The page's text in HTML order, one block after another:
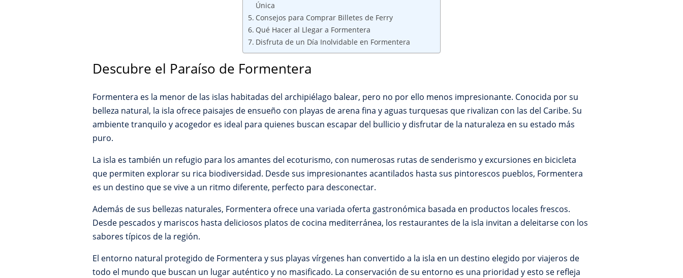
Única
Consejos para Comprar Billetes de Ferry
Qué Hacer al Llegar a Formentera
Disfruta de un Día Inolvidable en Formentera
Descubre el Paraíso de Formentera
Formentera es la menor de las islas habitadas del archipiélago balear, pero no por ello menos impresionante. Conocida por su
belleza natural, la isla ofrece paisajes de ensueño con playas de arena fina y aguas turquesas que rivalizan con las del Caribe. Su
ambiente tranquilo y acogedor es ideal para quienes buscan escapar del bullicio y disfrutar de la naturaleza en su estado más
puro.
La isla es también un refugio para los amantes del ecoturismo, con numerosas rutas de senderismo y excursiones en bicicleta
que permiten explorar su rica biodiversidad. Desde sus impresionantes acantilados hasta sus pintorescos pueblos, Formentera
es un destino que se vive a un ritmo diferente, perfecto para desconectar.
Además de sus bellezas naturales, Formentera ofrece una variada oferta gastronómica basada en productos locales frescos.
Desde pescados y mariscos hasta deliciosos platos de cocina mediterránea, los restaurantes de la isla invitan a deleitarse con los
sabores típicos de la región.
El entorno natural protegido de Formentera y sus playas vírgenes han convertido a la isla en un destino elegido por viajeros de
todo el mundo que buscan un lugar auténtico y no masificado. La conservación de su entorno es una prioridad y esto se refleja